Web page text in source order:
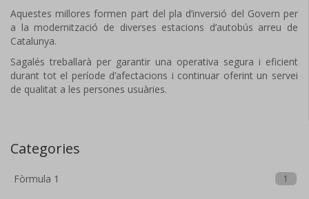
Aquestes millores formen part del pla d’inversió del Govern per
a la modernització de diverses estacions d’autobús arreu de
Catalunya.
Sagalés treballarà per garantir una operativa segura i eficient
durant tot el període d’afectacions i continuar oferint un servei
de qualitat a les persones usuàries.
Categories
Fòrmula 1 1